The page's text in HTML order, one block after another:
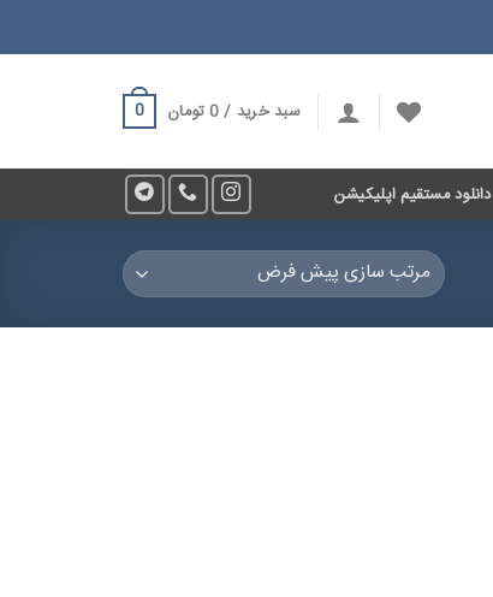
سبد خرید /0 تومان 0
دانلود مستقیم اپلیکیشن